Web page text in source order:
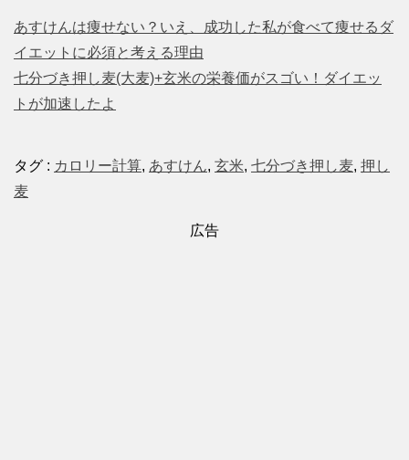
あすけんは痩せない？いえ、成功した私が食べて痩せるダ
イエットに必須と考える理由
七分づき押し麦(大麦)+玄米の栄養価がスゴい！ダイエッ
トが加速したよ
タグ : カロリー計算, あすけん, 玄米, 七分づき押し麦, 押し
麦
広告